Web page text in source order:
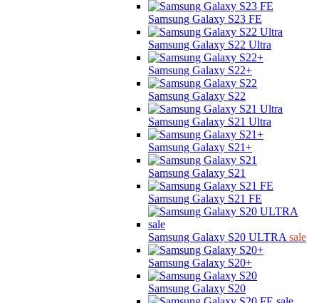
Samsung Galaxy S23 FE
Samsung Galaxy S22 Ultra
Samsung Galaxy S22+
Samsung Galaxy S22
Samsung Galaxy S21 Ultra
Samsung Galaxy S21+
Samsung Galaxy S21
Samsung Galaxy S21 FE
Samsung Galaxy S20 ULTRA sale
Samsung Galaxy S20+
Samsung Galaxy S20